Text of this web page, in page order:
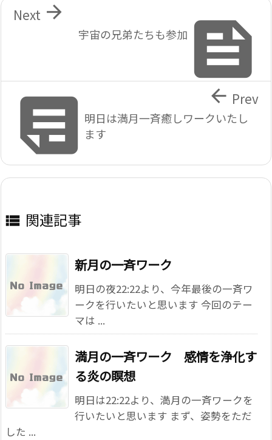

宇宙の兄弟たちも参加

Next
明日は満月一斉癒しワークいたし
ます
 Prev
 関連記事
新月の一斉ワーク
明日の夜22:22より、今年最後の一斉ワ
ークを行いたいと思います 今回のテー
マは ...
満月の一斉ワーク 感情を浄化す
る炎の瞑想
明日は22:22より、満月の一斉ワークを
行いたいと思います まず、姿勢をただ
した ...